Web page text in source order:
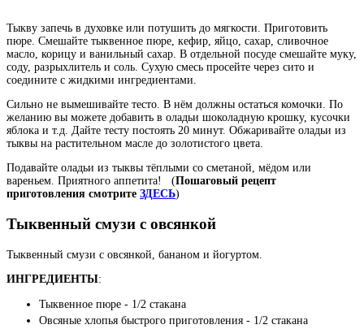
Тыкву запечь в духовке или потушить до мягкости. Приготовить
пюре. Смешайте тыквенное пюре, кефир, яйцо, сахар, сливочное
масло, корицу и ванильный сахар. В отдельной посуде смешайте муку,
соду, разрыхлитель и соль. Сухую смесь просейте через сито и
соедините с жидкими ингредиентами.
Сильно не вымешивайте тесто. В нём должны остаться комочки. По
желанию вы можете добавить в оладьи шоколадную крошку, кусочки
яблока и т.д. Дайте тесту постоять 20 минут. Обжаривайте оладьи из
тыквы на растительном масле до золотистого цвета.
Подавайте оладьи из тыквы тёплыми со сметаной, мёдом или
вареньем. Приятного аппетита!
(Пошаговый рецепт
приготовления смотрите ЗДЕСЬ)
Тыквенный смузи с овсянкой
Тыквенный смузи с овсянкой, бананом и йогуртом.
ИНГРЕДИЕНТЫ:
Тыквенное пюре - 1/2 стакана
Овсяные хлопья быстрого приготовления - 1/2 стакана